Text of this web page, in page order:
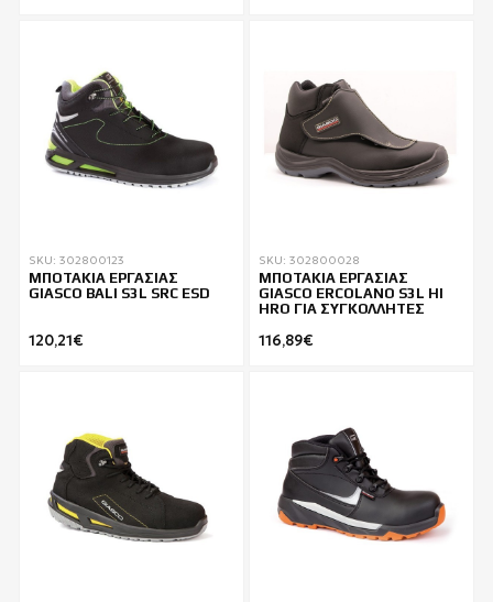
SKU: 302800123
ΜΠΟΤΑΚΙΑ ΕΡΓΑΣΙΑΣ
GIASCO BALI S3L SRC ESD
120,21€
SKU: 302800028
ΜΠΟΤΑΚΙΑ ΕΡΓΑΣΙΑΣ
GIASCO ERCOLANO S3L HI
HRO ΓΙΑ ΣΥΓΚΟΛΛΗΤΕΣ
116,89€